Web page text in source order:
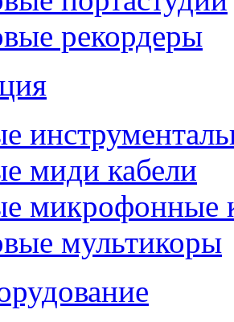
рекордеры
миди кабели
микрофонные
мультикоры